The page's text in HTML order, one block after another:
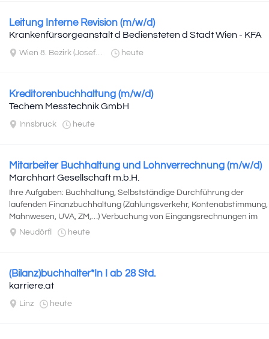
Leitung Interne Revision (m/w/d)
Krankenfürsorgeanstalt d Bediensteten d Stadt Wien - KFA
Wien 8. Bezirk (Josefstadt) heute
Kreditorenbuchhaltung (m/w/d)
Techem Messtechnik GmbH
Innsbruck heute
Mitarbeiter Buchhaltung und Lohnverrechnung (m/w/d)
Marchhart Gesellschaft m.b.H.
Ihre Aufgaben: Buchhaltung, Selbstständige Durchführung der
laufenden Finanzbuchhaltung (Zahlungsverkehr, Kontenabstimmung,
Mahnwesen, UVA, ZM,…) Verbuchung von Eingangsrechnungen im
ERP-System...
Neudörfl heute
(Bilanz)buchhalter*In I ab 28 Std.
karriere.at
Linz heute